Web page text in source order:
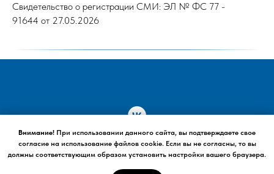
Свидетельство о регистрации СМИ: ЭЛ № ФС 77 -
91644 от 27.05.2026
© 2026
Наверх
Внимание! При использовании данного сайта, вы подтверждаете свое
согласие на использование файлов cookie. Если вы не согласны, то вы
должны соответствующим образом установить настройки вашего браузера.